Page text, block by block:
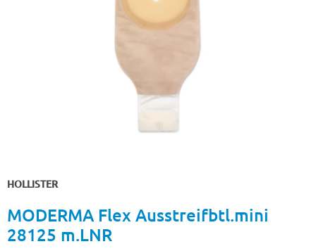
HOLLISTER
MODERMA Flex Ausstreifbtl.mini
28125 m.LNR